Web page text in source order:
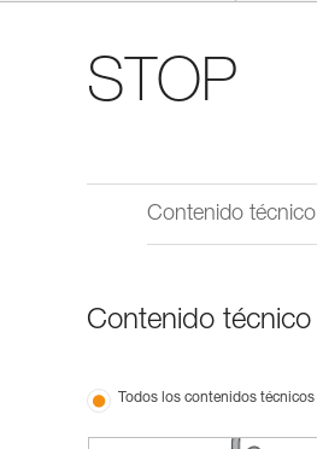
STOP
Contenido técnico
Contenido técnico
Todos los contenidos técnicos